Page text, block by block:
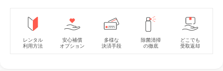
レンタル
利用方法
安心補償
オプション
多様な
決済手段
除菌清掃
の徹底
どこでも
受取返却